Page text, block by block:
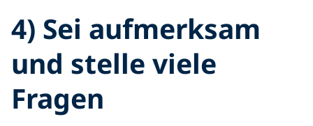
4) Sei aufmerksam
und stelle viele
Fragen